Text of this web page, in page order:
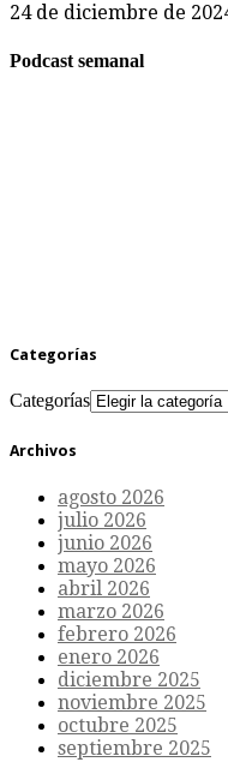
24 de diciembre de
Podcast semanal
Categorías
Categorías
Archivos
agosto 2026
julio 2026
junio 2026
mayo 2026
abril 2026
marzo 2026
febrero 2026
enero 2026
diciembre 2025
noviembre 2025
octubre 2025
septiembre 2025